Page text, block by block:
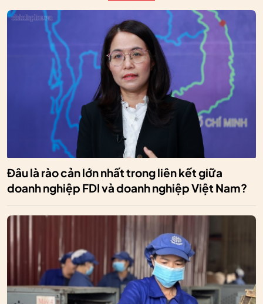
Đâu là rào cản lớn nhất trong liên kết giữa
doanh nghiệp FDI và doanh nghiệp Việt Nam?